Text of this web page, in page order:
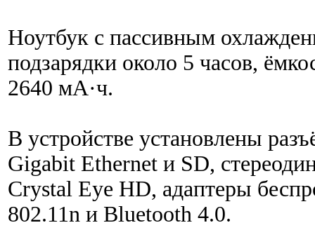
Ноутбук с пассивным
подзарядки около 5 часов,
2640 мА·ч.
В устройстве установлены
Gigabit Ethernet и SD,
Crystal Eye HD, адаптеры
802.11n и Bluetooth 4.0.